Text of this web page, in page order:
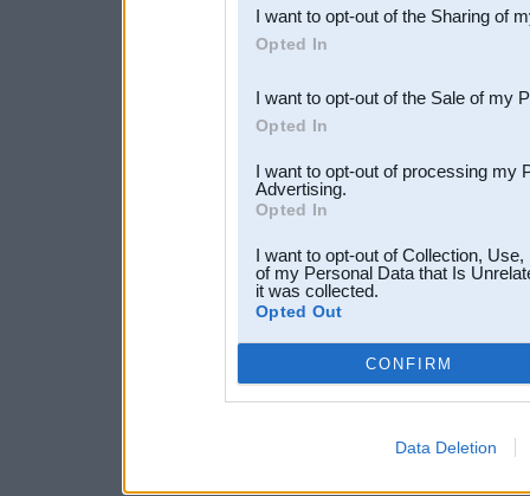
Downstream Participants
third parties.
I want to opt-out of the Sharing of
Opted In
I want to opt-out of the Sale of my
Opted In
I want to opt-out of processing my
Advertising.
Opted In
I want to opt-out of Collection,
of my Personal Data that Is
it was collected.
Opted Out
CONFIRM
Data Deletion